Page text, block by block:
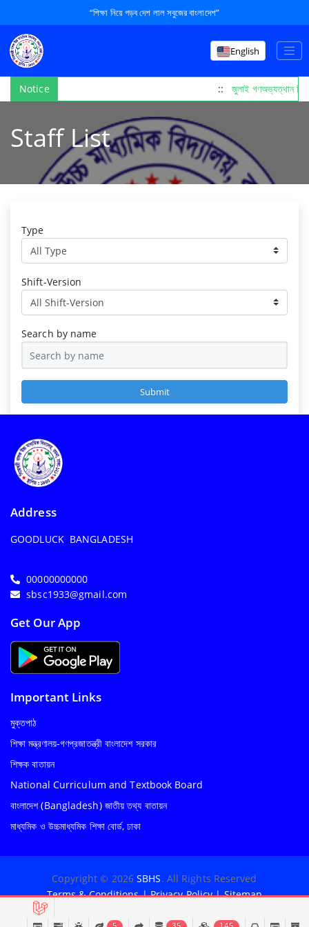
“শিক্ষা নিয়ে গড়ব দেশ লাল সবুজের বাংলাদেশ”
English
Notice :: জুলাই গণঅভ্যত্থান
Staff List
Type
Shift-Version
Search by name
Submit
Address
GOODLUCK BANGLADESH
00000000000
sbsc1933@gmail.com
Get Our App
Important Links
মুক্তপাঠ
শিক্ষা মন্ত্রণালয়-গণপ্রজাতন্ত্রী বাংলাদেশ সরকার
শিক্ষক বাতায়ন
National Curriculum and Textbook Board
বাংলাদেশ (Bangladesh) জাতীয় তথ্য বাতায়ন
মাধ্যমিক ও উচ্চমাধ্যমিক শিক্ষা বোর্ড, ঢাকা
Copyright © 2026SBHS. All Rights Reserved
Terms & Conditions | Privacy Policy | Sitemap